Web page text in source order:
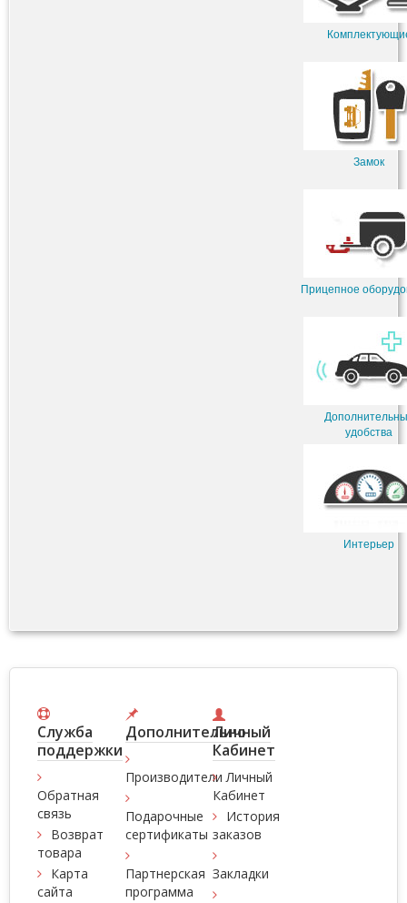
Замок
Прицепное
удобства
Интерьер
Служба
поддержки
Обратная
связь
Возврат
товара
Карта
сайта
Дополнительно
Производители
Подарочные
сертификаты
Партнерская
программа
Личный
Кабинет
Личный
Кабинет
История
заказов
Закладки